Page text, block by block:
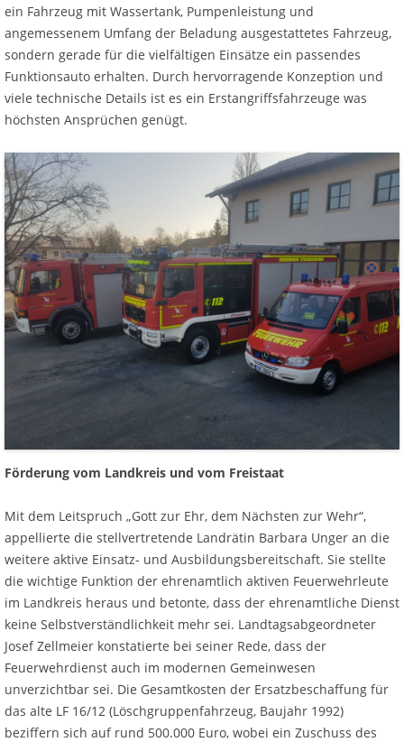
ein Fahrzeug mit Wassertank, Pumpenleistung und
angemessenem Umfang der Beladung ausgestattetes Fahrzeug,
sondern gerade für die vielfältigen Einsätze ein passendes
Funktionsauto erhalten. Durch hervorragende Konzeption und
viele technische Details ist es ein Erstangriffsfahrzeuge was
höchsten Ansprüchen genügt.
Förderung vom Landkreis und vom Freistaat
Mit dem Leitspruch „Gott zur Ehr, dem Nächsten zur Wehr“,
appellierte die stellvertretende Landrätin Barbara Unger an die
weitere aktive Einsatz- und Ausbildungsbereitschaft. Sie stellte
die wichtige Funktion der ehrenamtlich aktiven Feuerwehrleute
im Landkreis heraus und betonte, dass der ehrenamtliche Dienst
keine Selbstverständlichkeit mehr sei. Landtagsabgeordneter
Josef Zellmeier konstatierte bei seiner Rede, dass der
Feuerwehrdienst auch im modernen Gemeinwesen
unverzichtbar sei. Die Gesamtkosten der Ersatzbeschaffung für
das alte LF 16/12 (Löschgruppenfahrzeug, Baujahr 1992)
beziffern sich auf rund 500.000 Euro, wobei ein Zuschuss des